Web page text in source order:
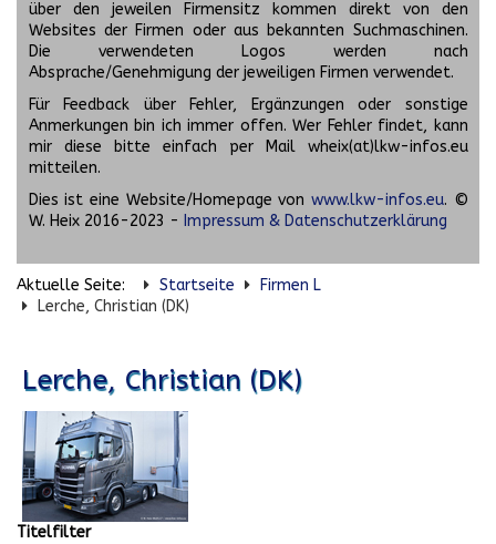
über den jeweilen Firmensitz kommen direkt von den
Websites der Firmen oder aus bekannten Suchmaschinen.
Die verwendeten Logos werden nach
Absprache/Genehmigung der jeweiligen Firmen verwendet.
Für Feedback über Fehler, Ergänzungen oder sonstige
Anmerkungen bin ich immer offen. Wer Fehler findet, kann
mir diese bitte einfach per Mail wheix(at)lkw-infos.eu
mitteilen.
Dies ist eine Website/Homepage von www.lkw-infos.eu. ©
W. Heix 2016-2023 - Impressum & Datenschutzerklärung
Aktuelle Seite: Startseite
Firmen L
Lerche, Christian (DK)
Lerche, Christian (DK)
Titelfilter